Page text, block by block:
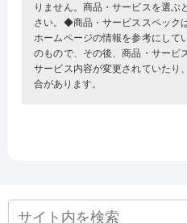
りません。商品・サービスを選ぶ
さい。◆商品・サービススペック
ホームページの情報を参考にし
のもので、その後、商品・サービ
サービス内容が変更されていたり
合があります。